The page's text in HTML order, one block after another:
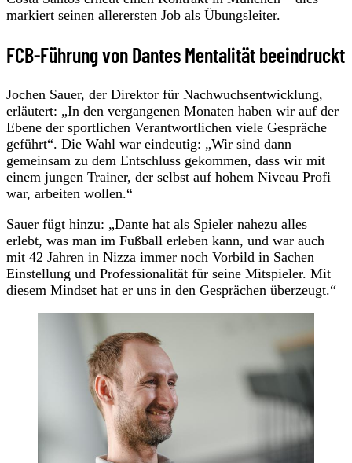
markiert seinen allerersten Job als Übungsleiter.
FCB-Führung von Dantes Mentalität beeindruckt
Jochen Sauer, der Direktor für Nachwuchsentwicklung,
erläutert: „In den vergangenen Monaten haben wir auf der
Ebene der sportlichen Verantwortlichen viele Gespräche
geführt“. Die Wahl war eindeutig: „Wir sind dann
gemeinsam zu dem Entschluss gekommen, dass wir mit
einem jungen Trainer, der selbst auf hohem Niveau Profi
war, arbeiten wollen.“
Sauer fügt hinzu: „Dante hat als Spieler nahezu alles
erlebt, was man im Fußball erleben kann, und war auch
mit 42 Jahren in Nizza immer noch Vorbild in Sachen
Einstellung und Professionalität für seine Mitspieler. Mit
diesem Mindset hat er uns in den Gesprächen überzeugt.“